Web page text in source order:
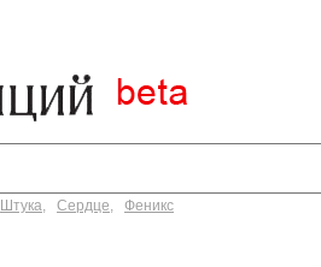
Штука, Сердце, Феникс